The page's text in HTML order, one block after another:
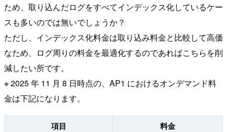
ため、取り込んだログをすべてインデックス化しているケー
スも多いのでは無いでしょうか？
ただし、インデックス化料金は取り込み料金と比較して高価
なため、ログ周りの料金を最適化するのであればこちらを削
減したい所です。
※ 2025 年 11 月 8 日時点の、AP1 におけるオンデマンド料
金は下記になります。
項目 料金